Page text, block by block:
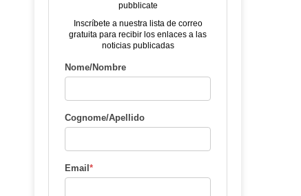
pubblicate
Inscríbete a nuestra lista de correo
gratuita para recibir los enlaces a las
noticias publicadas
Nome/Nombre
Cognome/Apellido
Email *